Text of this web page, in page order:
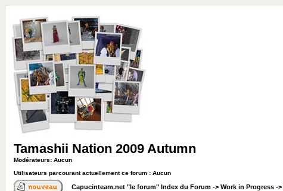
Tamashii Nation 2009 Autumn
Modérateurs: Aucun
Utilisateurs parcourant actuellement ce forum : Aucun
Capucinteam.net "le forum" Index du Forum -> Work in Progress ->